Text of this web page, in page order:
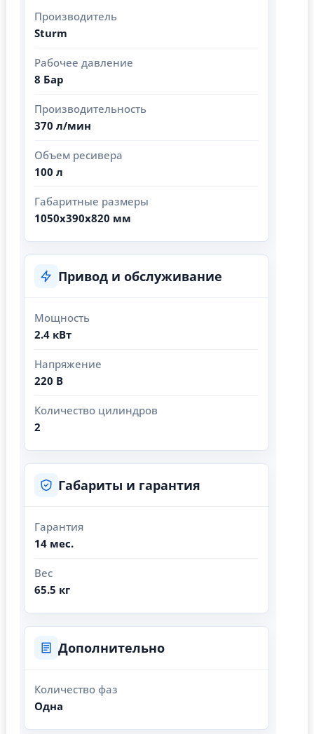
Производитель
Sturm
Рабочее давление
8 Бар
Производительность
370 л/мин
Объем ресивера
100 л
Габаритные размеры
1050x390x820 мм
Привод и обслуживание
Мощность
2.4 кВт
Напряжение
220 В
Количество цилиндров
2
Габариты и гарантия
Гарантия
14 мес.
Вес
65.5 кг
Дополнительно
Количество фаз
Одна